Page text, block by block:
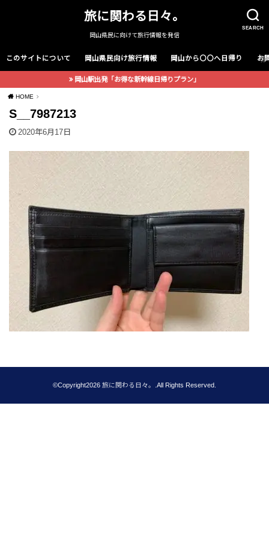
SEARCH
旅に関わる日々。
岡山県民に向けて旅行情報を発信
このサイトについて 岡山県民向け旅行情報 岡山から〇〇へ日帰り お
岡山駅出発「お得な新幹線日帰りプラン」
HOME
S__7987213
2020年6月17日
©Copyright2026 旅に関わる日々。 .All Rights Reserved.